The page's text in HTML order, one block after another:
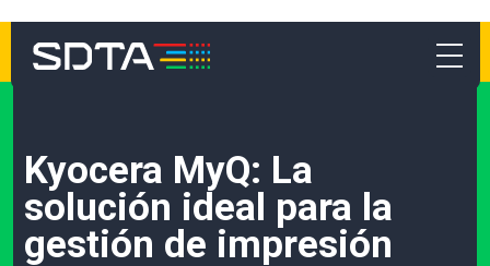
Kyocera MyQ: La
solución ideal para la
gestión de impresión